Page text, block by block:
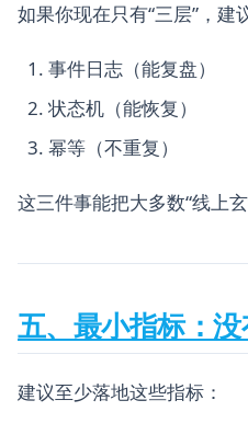
如果你现在只有“三层”，建
事件日志（能复盘）
状态机（能恢复）
幂等（不重复）
这三件事能把大多数“线上玄
五、最小指标：
建议至少落地这些指标：